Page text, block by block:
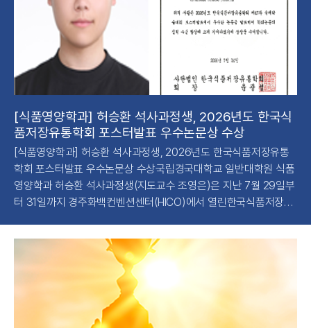
[식품영양학과] 허승환 석사과정생, 2026년도 한국식
품저장유통학회 포스터발표 우수논문상 수상
[식품영양학과] 허승환 석사과정생, 2026년도 한국식품저장유통
학회 포스터발표 우수논문상 수상국립경국대학교 일반대학원 식품
영양학과 허승환 석사과정생(지도교수 조영은)은 지난 7월 29일부
터 31일까지 경주화백컨벤션센터(HICO)에서 열린한국식품저장유
cross the Value Chain」에서 포스터 발표를 통해 우수논문상을 수